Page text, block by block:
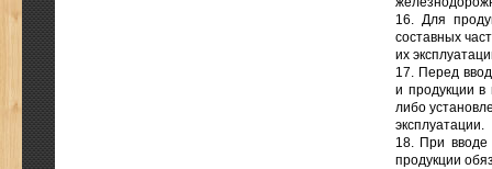
16. Для
составных
их
17. Перед
и продукции
либо
эксплуатации.
18. При вводе
продукции